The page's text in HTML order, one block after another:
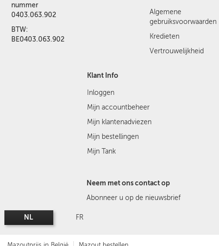
nummer
0403.063.902
BTW:
BE0403.063.902
Algemene
gebruiksvoorwaarden
Kredieten
Vertrouwelijkheid
Klant Info
Inloggen
Mijn accountbeheer
Mijn klantenadviezen
Mijn bestellingen
Mijn Tank
Neem met ons contact op
Abonneer u op de nieuwsbrief
NL FR